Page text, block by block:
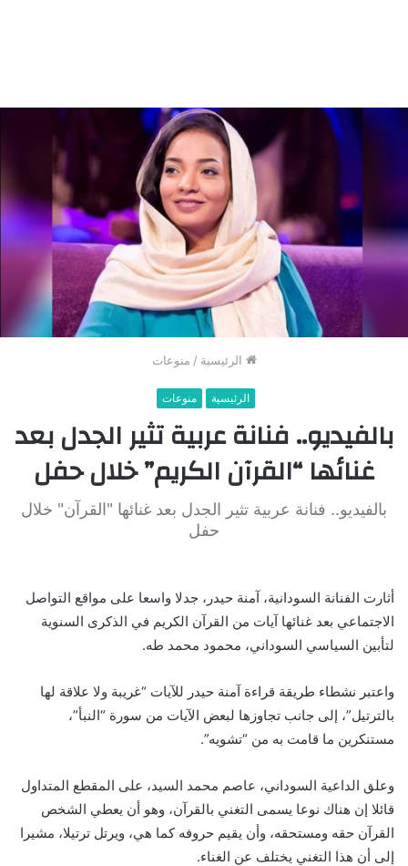
الرئيسية / منوعات
الرئيسية منوعات
بالفيديو.. فنانة عربية تثير الجدل بعد
غنائها “القرآن الكريم” خلال حفل
بالفيديو.. فنانة عربية تثير الجدل بعد غنائها "القرآن" خلال
حفل
أثارت الفنانة السودانية، آمنة حيدر، جدلا واسعا على مواقع التواصل
الاجتماعي بعد غنائها آيات من القرآن الكريم في الذكرى السنوية
لتأبين السياسي السوداني، محمود محمد طه.
واعتبر نشطاء طريقة قراءة آمنة حيدر للآيات “غريبة ولا علاقة لها
بالترتيل”، إلى جانب تجاوزها لبعض الآيات من سورة “النبأ”،
مستنكرين ما قامت به من “تشويه”.
وعلق الداعية السوداني، عاصم محمد السيد، على المقطع المتداول
قائلا إن هناك نوعا يسمى التغني بالقرآن، وهو أن يعطي الشخص
القرآن حقه ومستحقه، وأن يقيم حروفه كما هي، ويرتل ترتيلا، مشيرا
إلى أن هذا التغني يختلف عن الغناء.